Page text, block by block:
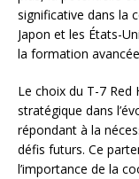
significative dans la
Japon et les États-
la formation
Le choix du T-7 Red
stratégique dans
répondant à la
défis futurs. Ce
l’importance de la